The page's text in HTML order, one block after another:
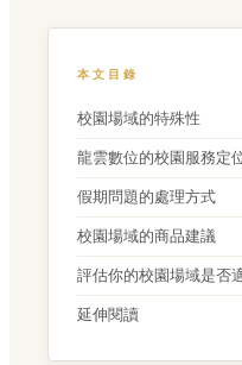
本文目錄
校園場域的特殊性
龍雲數位的校園服務定
假期問題的處理方式
校園場域的商品建議
評估你的校園場域是否
延伸閱讀